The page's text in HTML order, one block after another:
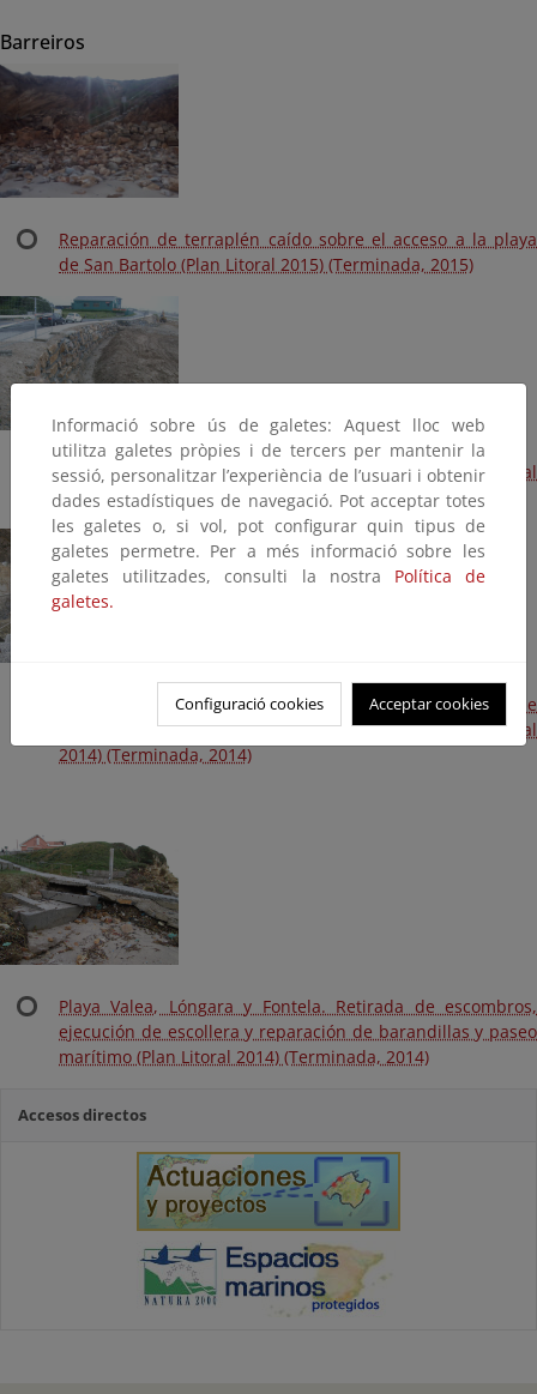
Barreiros
Reparación de terraplén caído sobre el acceso a la playa
de San Bartolo (Plan Litoral 2015) (Terminada, 2015)
Playa de Arealonga. Construcción de escollera (Plan Litoral
2014) (Terminada, 2014)
Playa San Pedro, Remior y San Bartolo. Ejecución de
barandillas, bajada, escollera y demoliciones (Plan Litoral
2014) (Terminada, 2014)
Playa Valea, Lóngara y Fontela. Retirada de escombros,
ejecución de escollera y reparación de barandillas y paseo
marítimo (Plan Litoral 2014) (Terminada, 2014)
Accesos directos
Informació sobre ús de galetes: Aquest lloc web
utilitza galetes pròpies i de tercers per mantenir la
sessió, personalitzar l’experiència de l’usuari i obtenir
dades estadístiques de navegació. Pot acceptar totes
les galetes o, si vol, pot configurar quin tipus de
galetes permetre. Per a més informació sobre les
galetes utilitzades, consulti la nostra Política de
galetes.
Configuració cookies Acceptar cookies